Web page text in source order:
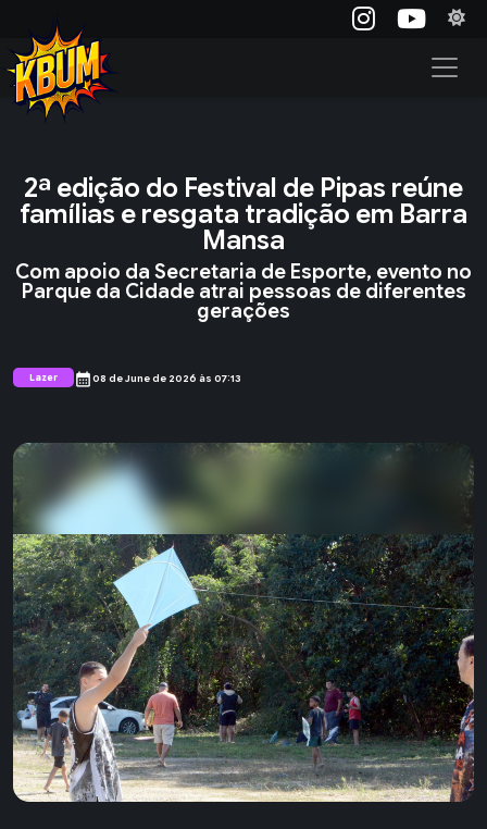
2ª edição do Festival de Pipas reúne
famílias e resgata tradição em Barra
Mansa
Com apoio da Secretaria de Esporte, evento no
Parque da Cidade atrai pessoas de diferentes
gerações
Lazer calendar_month08 de June de 2026 às 07:13